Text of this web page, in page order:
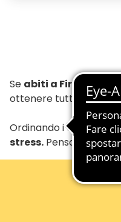
Se abiti a Firenze ,
ottenere tutto ciò che
Ordinando i tuoi
stress. Pensa al